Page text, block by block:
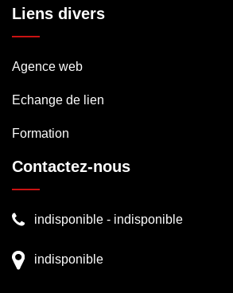
Liens divers
Agence web
Echange de lien
Formation
Contactez-nous
indisponible - indisponible
indisponible